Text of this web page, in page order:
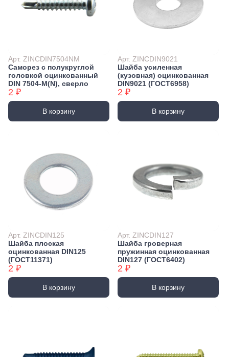
Арт. ZINCDIN7504NM
Саморез с полукруглой
головкой оцинкованный
DIN 7504-М(N), сверло
2 ₽
В корзину
Арт. ZINCDIN9021
Шайба усиленная
(кузовная) оцинкованная
DIN9021 (ГОСТ6958)
2 ₽
В корзину
Арт. ZINCDIN125
Шайба плоская
оцинкованная DIN125
(ГОСТ11371)
2 ₽
В корзину
Арт. ZINCDIN127
Шайба гроверная
пружинная оцинкованная
DIN127 (ГОСТ6402)
2 ₽
В корзину